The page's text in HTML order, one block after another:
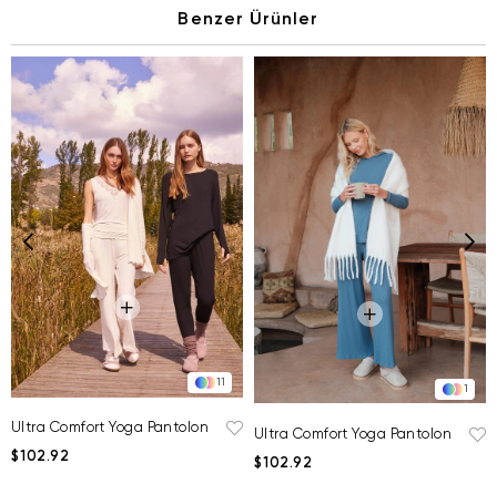
Benzer Ürünler
11
Ultra Comfort Yoga Pantolon
$102.92
1
Ultra Comfort Yoga Pantolon
$102.92